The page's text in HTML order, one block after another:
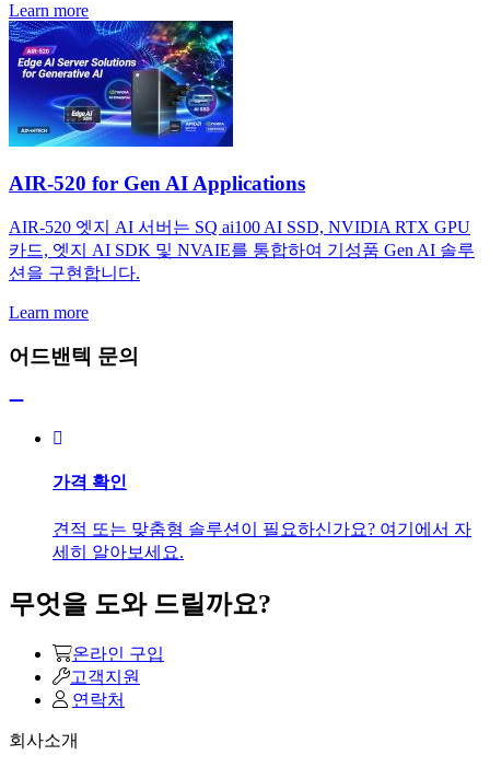
Learn more
AIR-520 for Gen AI Applications
AIR-520 엣지 AI 서버는 SQ ai100 AI SSD, NVIDIA RTX GPU
카드, 엣지 AI SDK 및 NVAIE를 통합하여 기성품 Gen AI 솔루
션을 구현합니다.
Learn more
어드밴텍 문의
가격 확인
견적 또는 맞춤형 솔루션이 필요하신가요? 여기에서 자
세히 알아보세요.
무엇을 도와 드릴까요?
온라인 구입
고객지원
연락처
회사소개